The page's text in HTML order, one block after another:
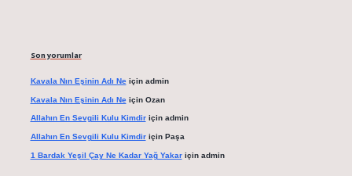
Son yorumlar
Kavala Nın Eşinin Adı Neiçin admin
Kavala Nın Eşinin Adı Neiçin Ozan
Allahın En Sevgili Kulu Kimdiriçin admin
Allahın En Sevgili Kulu Kimdiriçin Paşa
1 Bardak Yeşil Çay Ne Kadar Yağ Yakariçin admin